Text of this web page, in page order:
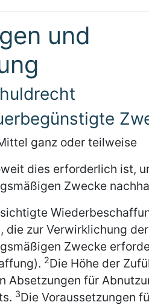
und
ganz oder teilweise
dies erforderlich ist,
Zwecke
die zur Verwirklichung der
Zwecke
2Die Höhe der
Absetzungen für
3Die Voraussetzungen